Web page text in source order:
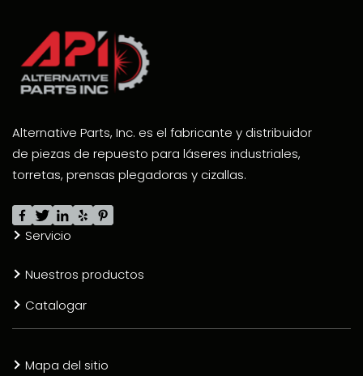
Alternative Parts, Inc. es el fabricante y distribuidor
de piezas de repuesto para láseres industriales,
torretas, prensas plegadoras y cizallas.
Servicio
Nuestros productos
Catalogar
Mapa del sitio